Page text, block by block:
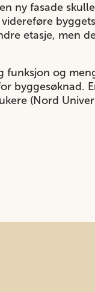
ny fasade
etasje, men
og
byggesøknad.
(Nord